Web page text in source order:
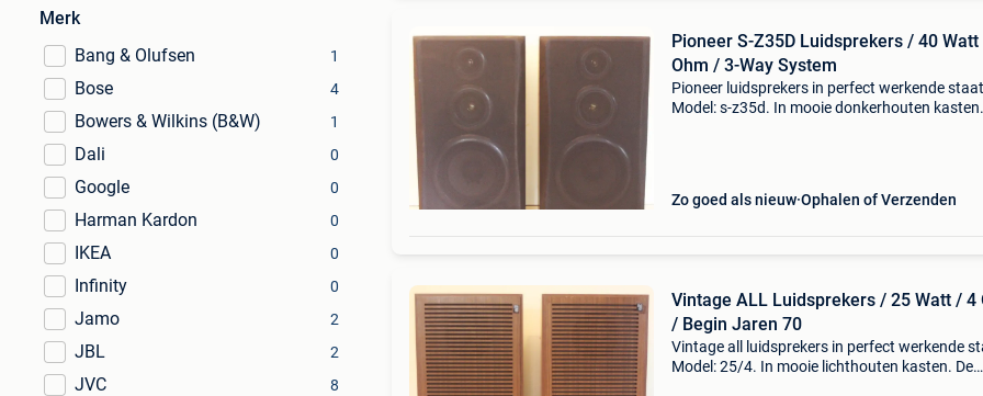
Merk
Bang & Olufsen
1
Bose 4
Bowers & Wilkins (B&W) 1
Dali 0
Google 0
Harman Kardon 0
IKEA 0
Infinity 0
Jamo 2
JBL 2
JVC 8
Pioneer S-Z35D Luidsprekers / 40
Ohm / 3-Way System
Pioneer luidsprekers in perfect werkende
Model: s-z35d. In mooie donkerhouten
Zo goed als nieuw Ophalen of Verzenden
Vintage ALL Luidsprekers / 25 Watt / 4
/ Begin Jaren 70
Vintage all luidsprekers in perfect werkende
Model: 25/4. In mooie lichthouten kasten. De